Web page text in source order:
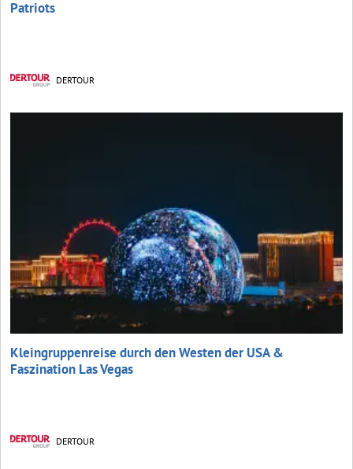
Patriots
DERTOUR
Kleingruppenreise durch den Westen der USA &
Faszination Las Vegas
DERTOUR